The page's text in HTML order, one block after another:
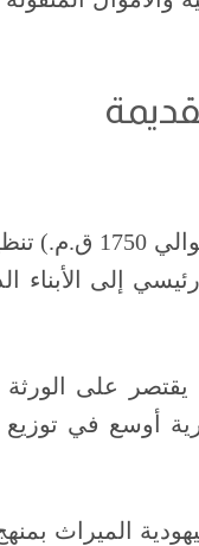
: تناول قانون
إلى الأبناء
على
في توزيع
الميراث